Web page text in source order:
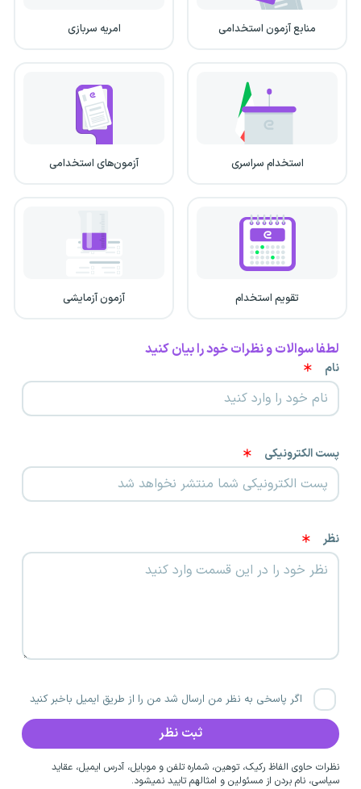
منابع آزمون استخدامی امریه سربازی
استخدام سراسری آزمون‌های استخدامی
تقویم استخدام آزمون آزمایشی
لطفا سوالات و نظرات خود را بیان کنید
نام
پست الکترونیکی
نظر
اگر پاسخی به نظر من ارسال شد من را از طریق ایمیل باخبر کنید
نظرات حاوی الفاظ رکیک، توهین، شماره تلفن و موبایل، آدرس ایمیل، عقاید
سیاسی، نام بردن از مسئولین و امثالهم تایید نمیشود.